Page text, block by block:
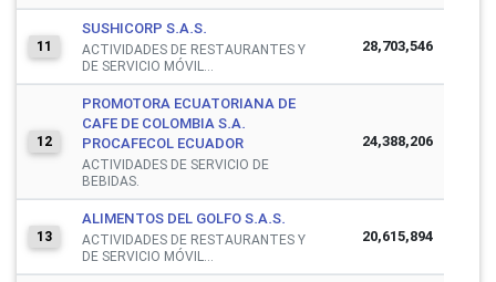
11
SUSHICORP S.A.S.
ACTIVIDADES DE RESTAURANTES Y
DE SERVICIO MÓVIL...
28,703,546
12
PROMOTORA ECUATORIANA DE
CAFE DE COLOMBIA S.A.
PROCAFECOL ECUADOR
ACTIVIDADES DE SERVICIO DE
BEBIDAS.
24,388,206
13
ALIMENTOS DEL GOLFO S.A.S.
ACTIVIDADES DE RESTAURANTES Y
DE SERVICIO MÓVIL...
20,615,894